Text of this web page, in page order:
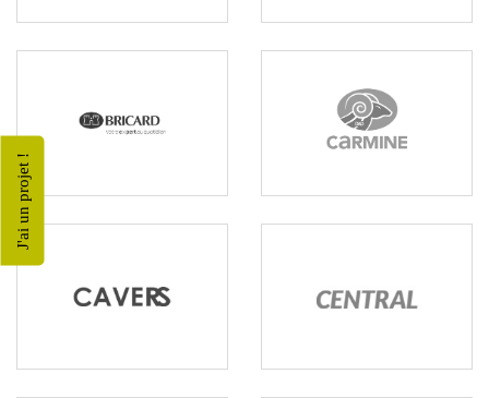
J'ai un projet !